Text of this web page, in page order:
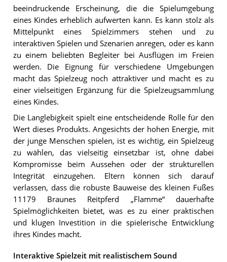
beeindruckende Erscheinung, die die Spielumgebung
eines Kindes erheblich aufwerten kann. Es kann stolz als
Mittelpunkt eines Spielzimmers stehen und zu
interaktiven Spielen und Szenarien anregen, oder es kann
zu einem beliebten Begleiter bei Ausflügen im Freien
werden. Die Eignung für verschiedene Umgebungen
macht das Spielzeug noch attraktiver und macht es zu
einer vielseitigen Ergänzung für die Spielzeugsammlung
eines Kindes.
Die Langlebigkeit spielt eine entscheidende Rolle für den
Wert dieses Produkts. Angesichts der hohen Energie, mit
der junge Menschen spielen, ist es wichtig, ein Spielzeug
zu wählen, das vielseitig einsetzbar ist, ohne dabei
Kompromisse beim Aussehen oder der strukturellen
Integrität einzugehen. Eltern können sich darauf
verlassen, dass die robuste Bauweise des kleinen Fußes
11179 Braunes Reitpferd „Flamme“ dauerhafte
Spielmöglichkeiten bietet, was es zu einer praktischen
und klugen Investition in die spielerische Entwicklung
ihres Kindes macht.
Interaktive Spielzeit mit realistischem Sound